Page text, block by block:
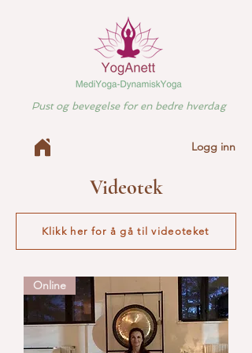
Pust og bevegelse for en bedre hverdag
Logg inn
Videotek
Klikk her for å gå til videoteket
Online